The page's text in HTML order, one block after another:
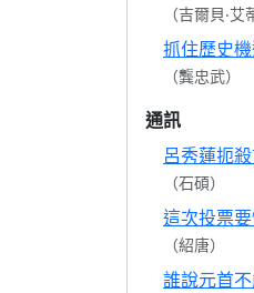
（吉爾貝‧艾
抓住歷史
（龔忠武）
通訊
呂秀蓮扼
（石碩）
這次投票
（紹唐）
誰說元首